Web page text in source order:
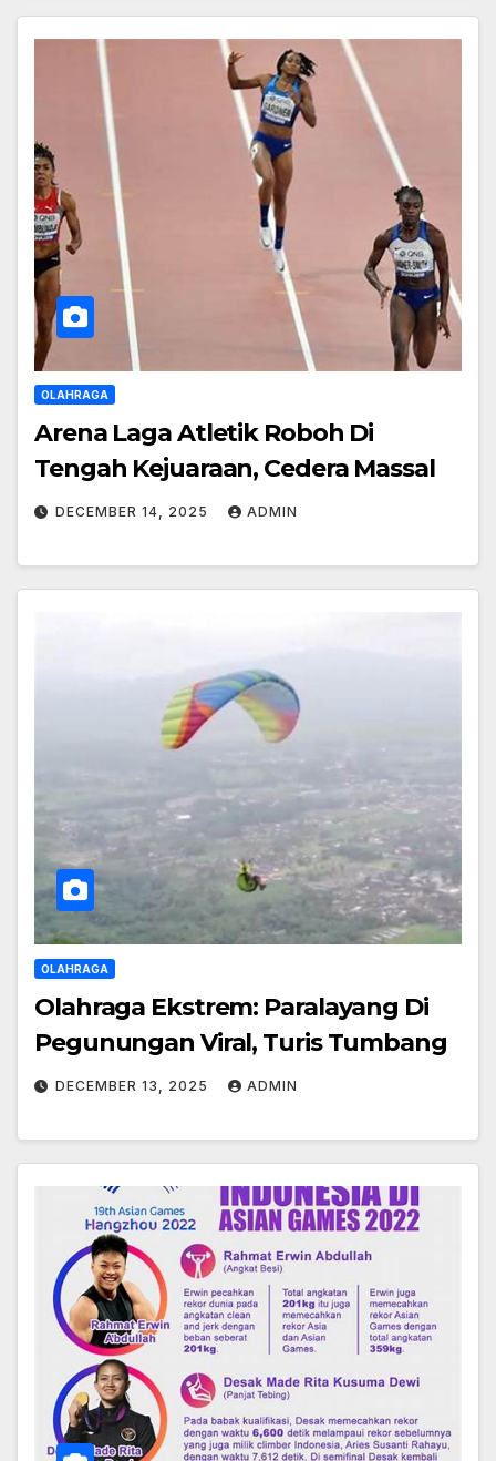
OLAHRAGA
Arena Laga Atletik Roboh Di
Tengah Kejuaraan, Cedera Massal
DECEMBER 14, 2025 ADMIN
OLAHRAGA
Olahraga Ekstrem: Paralayang Di
Pegunungan Viral, Turis Tumbang
DECEMBER 13, 2025 ADMIN